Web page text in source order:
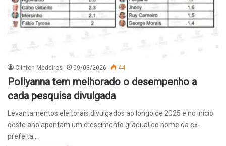
Clinton Medeiros 09/03/2026 44
Pollyanna tem melhorado o desempenho a
cada pesquisa divulgada
Levantamentos eleitorais divulgados ao longo de 2025 e no início
deste ano apontam um crescimento gradual do nome da ex-
prefeita…